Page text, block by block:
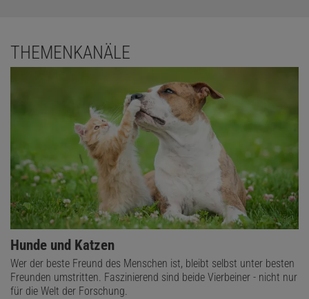
THEMENKANÄLE
Hunde und Katzen
Wer der beste Freund des Menschen ist, bleibt selbst unter besten
Freunden umstritten. Faszinierend sind beide Vierbeiner - nicht nur
für die Welt der Forschung.